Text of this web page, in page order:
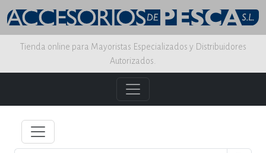
Tienda online para Mayoristas Especializados y Distribuidores
Autorizados.